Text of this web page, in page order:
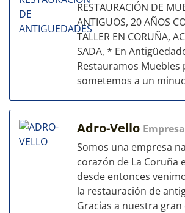
RESTAURACIÓN DE
ANTIGUOS, 20 AÑOS
TALLER EN CORUÑA,
SADA, * En
Restauramos Muebles
sometemos a un
Adro-Vello Empresa
Somos una empresa
corazón de La Coruña
desde entonces
la restauración de
Gracias a nuestra